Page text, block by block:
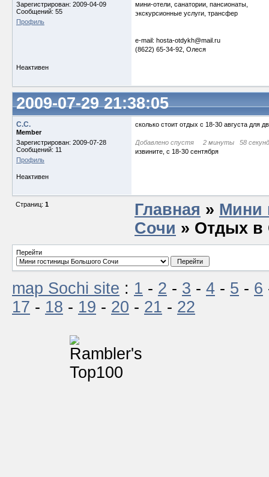
Зарегистрирован: 2009-04-09
Сообщений: 55
Профиль
мини-отели, санатории, пансионаты,
экскурсионные услуги, трансфер
e-mail: hosta-otdykh@mail.ru
(8622) 65-34-92, Олеся
Неактивен
2009-07-29 21:38:05
C.C.
Member
Зарегистрирован: 2009-07-28
Сообщений: 11
Профиль
сколько стоит отдых с 18-30 августа для
Добавлено спустя 2 минуты 58
извините, с 18-30 сентября
Неактивен
Страниц: 1 Главная » Мини
Сочи » Отдых в
Перейти
map Sochi site : 1 - 2 - 3 - 4 - 5 - 6
17 - 18 - 19 - 20 - 21 - 22